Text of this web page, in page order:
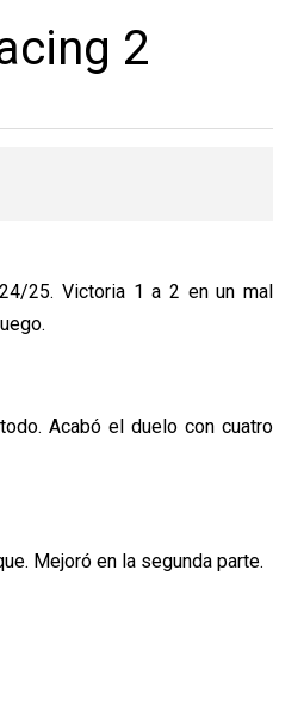
2
25. Victoria 1 a 2 en un mal
Acabó el duelo con cuatro
Mejoró en la segunda parte.